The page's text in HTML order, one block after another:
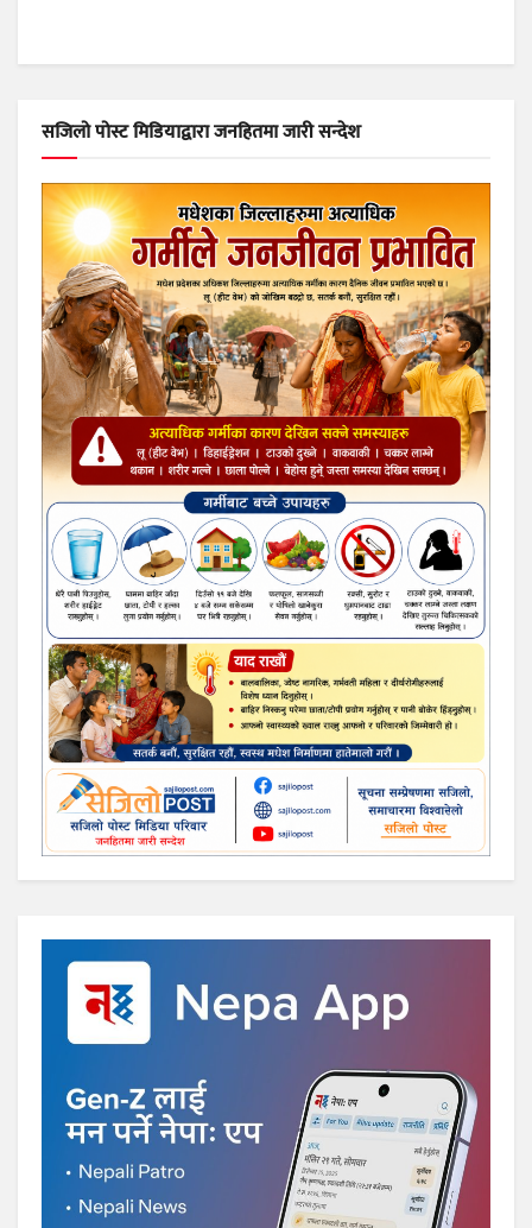
सजिलो पोस्ट मिडियाद्वारा जनहितमा जारी सन्देश